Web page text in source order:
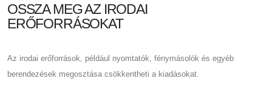
OSSZA MEG AZ IRODAI
ERŐFORRÁSOKAT
Az irodai erőforrások, például nyomtatók, fénymásolók és egyéb
berendezések megosztása csökkentheti a kiadásokat.